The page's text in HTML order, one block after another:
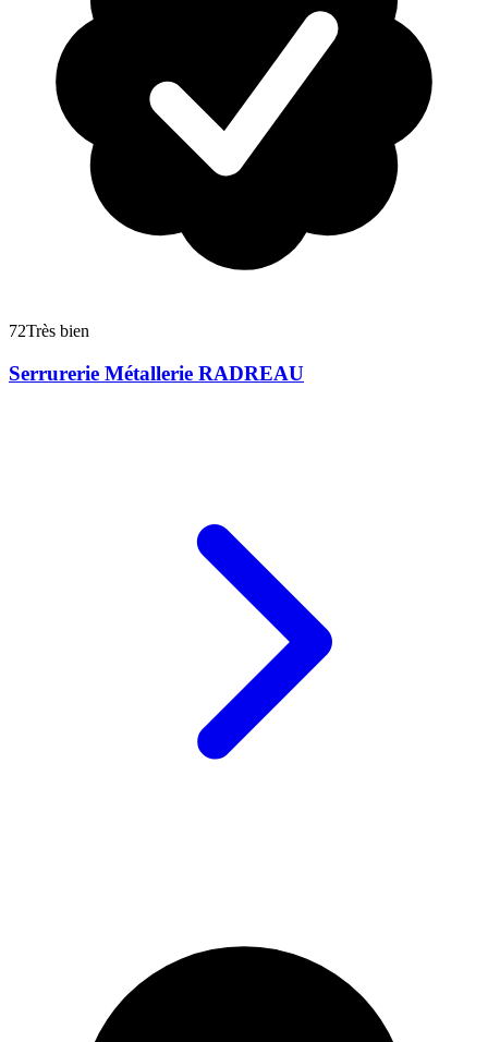
72Très bien
Serrurerie Métallerie RADREAU